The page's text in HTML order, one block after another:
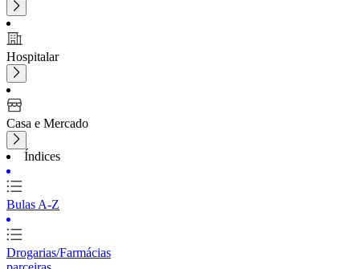
Hospitalar
Casa e Mercado
Índices
Bulas A-Z
Drogarias/Farmácias